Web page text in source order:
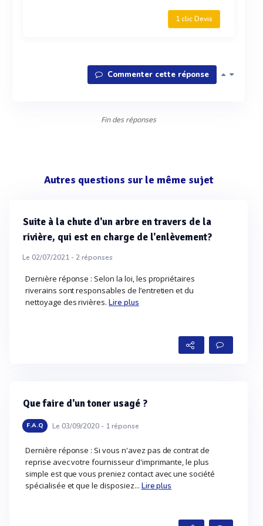
1 clic Devis
Commenter cette réponse
Fin des réponses
Autres questions sur le même sujet
Suite à la chute d'un arbre en travers de la
rivière, qui est en charge de l'enlèvement?
Le 02/07/2021 -2réponses
Dernière réponse : Selon la loi, les propriétaires
riverains sont responsables de l’entretien et du
nettoyage des rivières.Lire plus
Que faire d'un toner usagé ?
F.A.Q Le 03/09/2020 - 1réponse
Dernière réponse : Si vous n'avez pas de contrat de
reprise avec votre fournisseur d'imprimante, le plus
simple est que vous preniez contact avec une société
spécialisée et que le disposiez... Lire plus